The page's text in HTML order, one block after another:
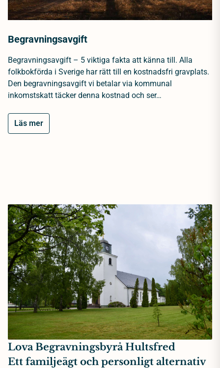
Begravningsavgift
Begravningsavgift – 5 viktiga fakta att känna till. Alla
folkbokförda i Sverige har rätt till en kostnadsfri gravplats.
Den begravningsavgift vi betalar via kommunal
inkomstskatt täcker denna kostnad och ser…
Läs mer
Lova Begravningsbyrå Hultsfred
Ett familjeägt och personligt alternativ